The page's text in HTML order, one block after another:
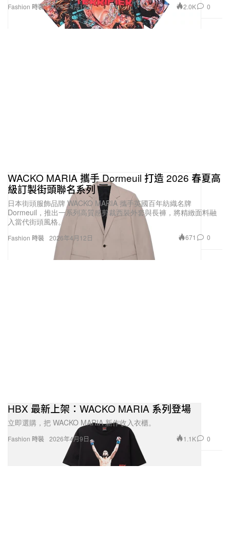
Fashion 時裝 2026年4月19日 2.0K 0
Fashion 時裝
WACKO MARIA 攜手 Dormeuil 打造 2026 春夏高
級訂製街頭聯名系列
日本街頭服飾品牌 WACKO MARIA 攜手英國百年紡織名牌
Dormeuil，推出一系列高質感剪裁西裝外套與長褲，將精緻面料融
入當代街頭風格。
2026年4月12日 671 0
Fashion 時裝
HBX 最新上架：WACKO MARIA 系列登場
立即選購，把 WACKO MARIA 新作收入衣櫃。
2026年4月9日 1.1K 0